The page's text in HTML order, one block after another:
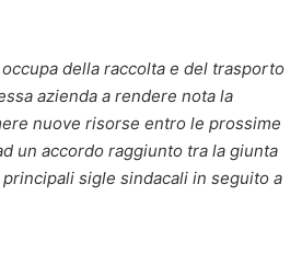
occupa della raccolta e del trasporto
azienda a rendere nota la
nuove risorse entro le prossime
un accordo raggiunto tra la giunta
sigle sindacali in seguito a